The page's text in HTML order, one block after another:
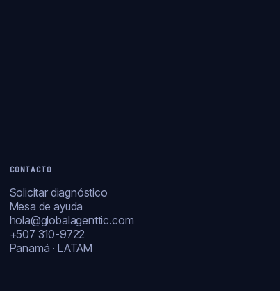
CONTACTO
Solicitar diagnóstico
Mesa de ayuda
hola@globalagenttic.com
+507 310-9722
Panamá · LATAM